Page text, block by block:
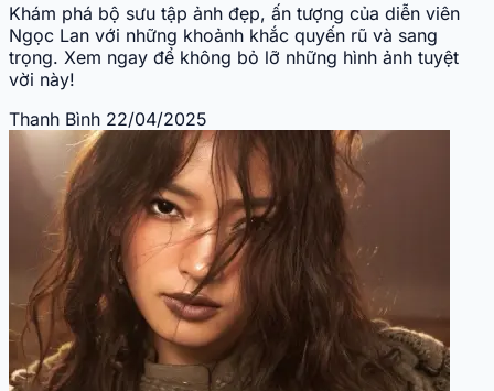
Khám phá bộ sưu tập ảnh đẹp, ấn tượng của diễn viên
Ngọc Lan với những khoảnh khắc quyến rũ và sang
trọng. Xem ngay để không bỏ lỡ những hình ảnh tuyệt
vời này!
Thanh Bình 22/04/2025